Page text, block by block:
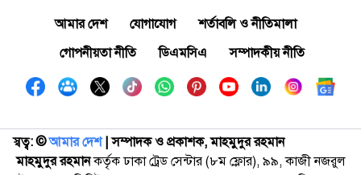
আমার দেশ যোগাযোগ
শর্তাবলি ও নীতিমালা
গোপনীয়তা নীতি
ডিএমসিএ সম্পাদকীয় নীতি
স্বত্ব: ©️আমার দেশ| সম্পাদক ও প্রকাশক, মাহমুদুর রহমান
মাহমুদুর রহমানকর্তৃক ঢাকা ট্রেড সেন্টার (৮ম ফ্লোর), ৯৯, কাজী নজরুল